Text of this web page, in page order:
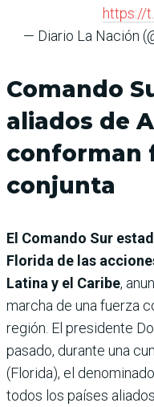
https://
— Diario La Nación
Comando
aliados de
conforman
conjunta
El Comando Sur
Florida de las
Latina y el Caribe,
marcha de una fuerza
región. El presidente
pasado, durante una
(Florida), el
todos los países